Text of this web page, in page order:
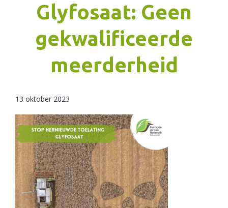
Glyfosaat: Geen
gekwalificeerde
meerderheid
13 oktober 2023